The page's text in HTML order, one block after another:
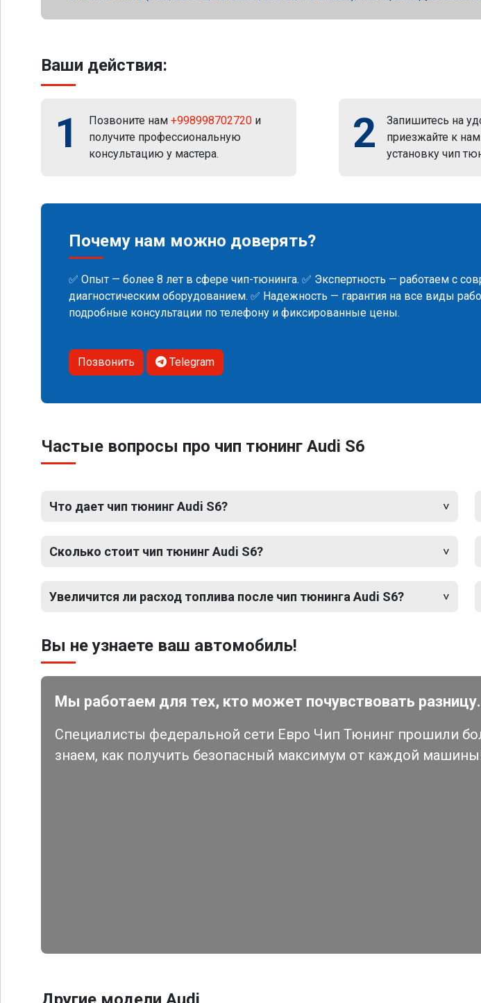
Ваши действия:
1 Позвоните нам +998998702720 и
получите профессиональную
консультацию у мастера.
2
Запишитесь на
приезжайте к
установку чип
Почему нам можно доверять?
✅ Опыт — более 8 лет в сфере чип-тюнинга. ✅ Экспертность — работаем с
диагностическим оборудованием. ✅ Надежность — гарантия на все виды
подробные консультации по телефону и фиксированные цены.
Позвонить Telegram
Частые вопросы про чип тюнинг Audi S6
Что дает чип тюнинг Audi S6?
Сколько стоит чип тюнинг Audi S6?
Увеличится ли расход топлива после чип тюнинга Audi S6?
Вы не узнаете ваш автомобиль!
Мы работаем для тех, кто может почувствовать разницу.
Специалисты федеральной сети Евро Чип Тюнинг прошили
знаем, как получить безопасный максимум от каждой